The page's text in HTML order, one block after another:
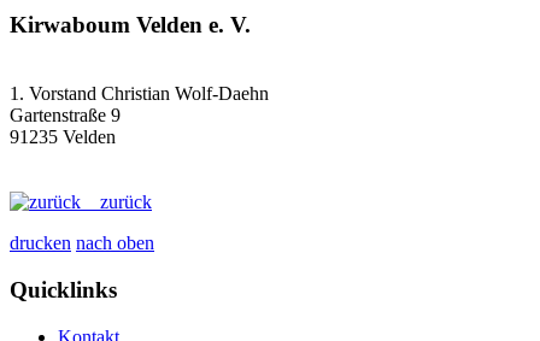
Kirwaboum Velden e. V.
1. Vorstand Christian Wolf-Daehn
Gartenstraße 9
91235 Velden
zurück
drucken nach oben
Quicklinks
Kontakt